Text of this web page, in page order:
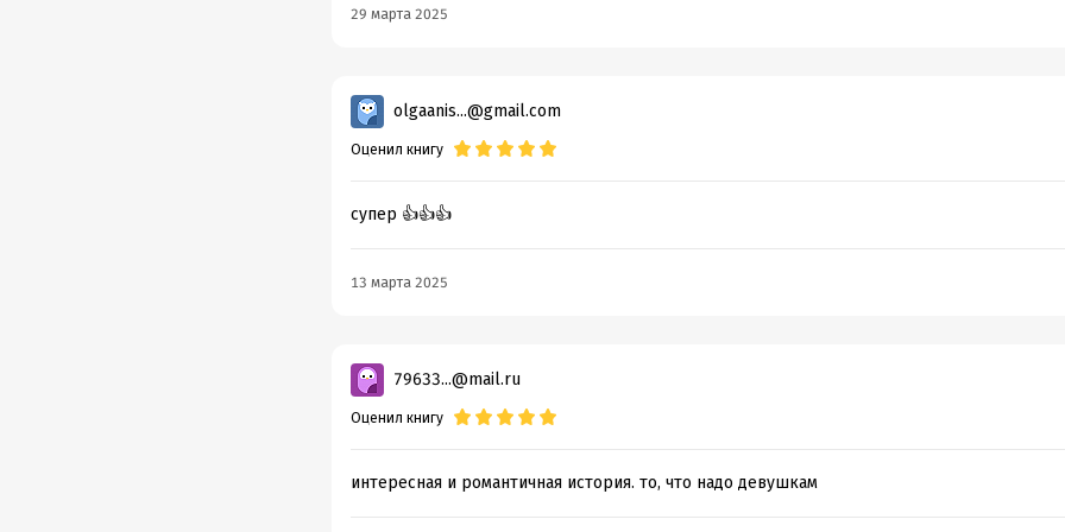
29 марта 2025
olgaanis...@gmail.com
Оценил книгу
супер 👍👍👍
13 марта 2025
79633...@mail.ru
Оценил книгу
интересная и романтичная история. то, что надо девушкам